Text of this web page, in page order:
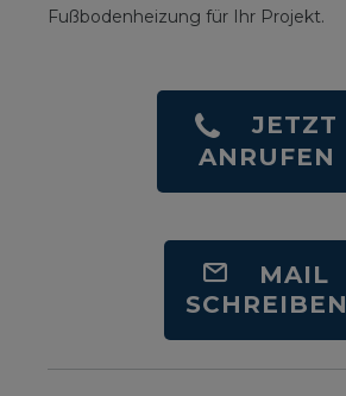
Fußbodenheizung für Ihr Projekt.
JETZT
ANRUFEN
MAIL
SCHREIBEN